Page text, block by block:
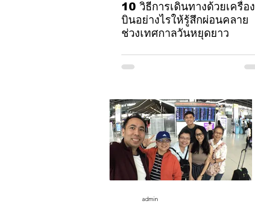
10 วิธีการเดินทางด้วยเครื่อง
บินอย่างไรให้รู้สึกผ่อนคลาย
ช่วงเทศกาลวันหยุดยาว
admin